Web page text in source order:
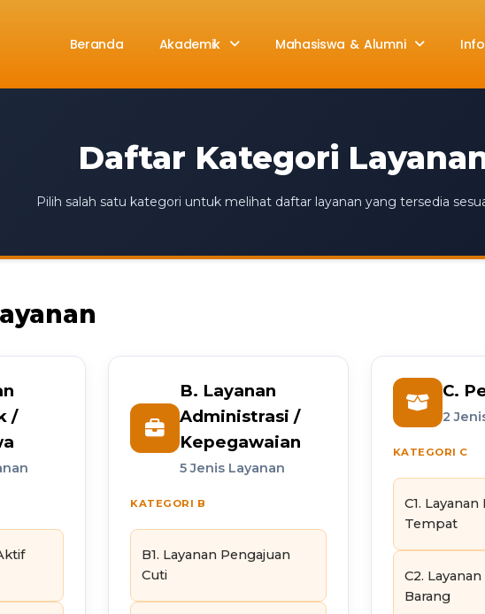
Beranda Akademik Mahasiswa & Alumni
Daftar Kategori
Pilih salah satu kategori untuk melihat daftar layanan yang tersedia
/
B. Layanan
Administrasi /
Kepegawaian
5 Jenis Layanan
KATEGORI B
B1. Layanan Pengajuan
Cuti
C.
2
KATEGORI C
C1.
Tempat
C2.
Barang